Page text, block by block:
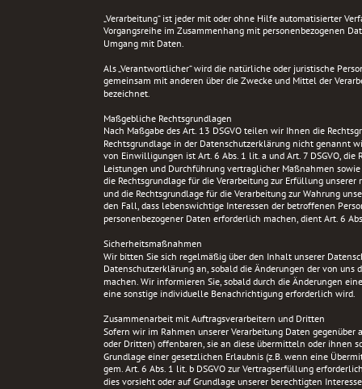
„Verarbeitung“ ist jeder mit oder ohne Hilfe automatisierter
Vorgangsreihe im Zusammenhang mit personenbezogenen
Umgang mit Daten.
Als „Verantwortlicher“ wird die natürliche oder juristische
gemeinsam mit anderen über die Zwecke und Mittel der
bezeichnet.
Maßgebliche Rechtsgrundlagen
Nach Maßgabe des Art. 13 DSGVO teilen wir Ihnen die
Rechtsgrundlage in der Datenschutzerklärung nicht genannt
von Einwilligungen ist Art. 6 Abs. 1 lit. a und Art. 7 DSGVO,
Leistungen und Durchführung vertraglicher Maßnahmen
die Rechtsgrundlage für die Verarbeitung zur Erfüllung
und die Rechtsgrundlage für die Verarbeitung zur Wahrung
den Fall, dass lebenswichtige Interessen der betroffenen
personenbezogener Daten erforderlich machen, dient Art. 6
Sicherheitsmaßnahmen
Wir bitten Sie sich regelmäßig über den Inhalt unserer
Datenschutzerklärung an, sobald die Änderungen der von
machen. Wir informieren Sie, sobald durch die Änderungen
eine sonstige individuelle Benachrichtigung erforderlich wird.
Zusammenarbeit mit Auftragsverarbeitern und Dritten
Sofern wir im Rahmen unserer Verarbeitung Daten
oder Dritten) offenbaren, sie an diese übermitteln oder ihnen
Grundlage einer gesetzlichen Erlaubnis (z.B. wenn eine
gem. Art. 6 Abs. 1 lit. b DSGVO zur Vertragserfüllung
dies vorsieht oder auf Grundlage unserer berechtigten